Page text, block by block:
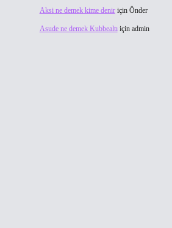
Aksi ne demek kime deniriçin Önder
Asude ne demek Kubbealtıiçin admin